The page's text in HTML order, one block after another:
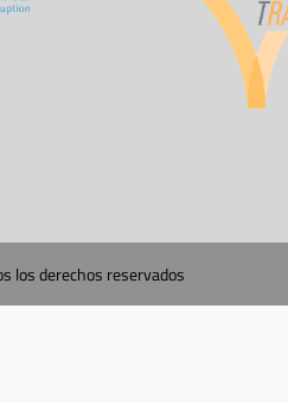
los derechos reservados